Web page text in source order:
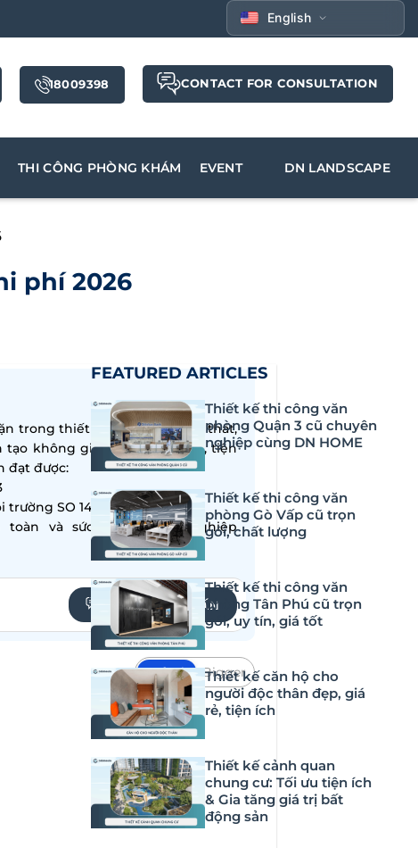
English
18009398 CONTACT FOR CONSULTATION
THI CÔNG PHÒNG KHÁM EVENT DN LANDSCAPE
phí 2026
trong thiết kế – thi công nội thất,
không gian sống hiện đại, tiện
đạt được:
SO 14001:2015
và sức khỏe nghề nghiệp
YÊU CẦU TƯ VẤN
Default Bigger
chủ đầu tư quan tâm hiện nay bởi
bài viết dưới đây, DN HOME sẽ
em và gia đình đẹp, đầy đủ trò
FEATURED ARTICLES
Thiết kế thi công văn
phòng Quận 3 cũ chuyên
nghiệp cùng DN HOME
Thiết kế thi công văn
phòng Gò Vấp cũ trọn
gói, chất lượng
Thiết kế thi công văn
phòng Tân Phú cũ trọn
gói, uy tín, giá tốt
Thiết kế căn hộ cho
người độc thân đẹp, giá
rẻ, tiện ích
Thiết kế cảnh quan
chung cư: Tối ưu tiện ích
& Gia tăng giá trị bất
động sản